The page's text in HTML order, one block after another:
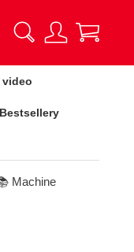
video
Bestsellery
Machine